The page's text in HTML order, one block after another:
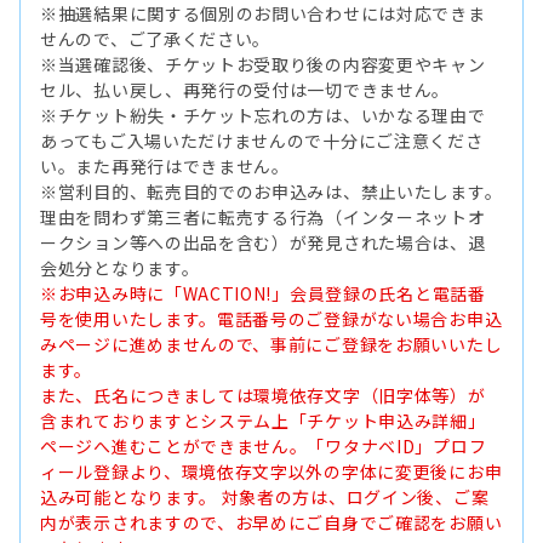
※抽選結果に関する個別のお問い合わせには対応できま
せんので、ご了承ください。
※当選確認後、チケットお受取り後の内容変更やキャン
セル、払い戻し、再発行の受付は一切できません。
※チケット紛失・チケット忘れの方は、いかなる理由で
あってもご入場いただけませんので十分にご注意くださ
い。また再発行はできません。
※営利目的、転売目的でのお申込みは、禁止いたします。
理由を問わず第三者に転売する行為（インターネットオ
ークション等への出品を含む）が発見された場合は、退
会処分となります。
※お申込み時に「WACTION!」会員登録の氏名と電話番
号を使用いたします。電話番号のご登録がない場合お申込
みページに進めませんので、事前にご登録をお願いいたし
ます。
また、氏名につきましては環境依存文字（旧字体等）が
含まれておりますとシステム上「チケット申込み詳細」
ページへ進むことができません。「ワタナベID」プロフ
ィール登録より、環境依存文字以外の字体に変更後にお申
込み可能となります。 対象者の方は、ログイン後、ご案
内が表示されますので、お早めにご自身でご確認をお願い